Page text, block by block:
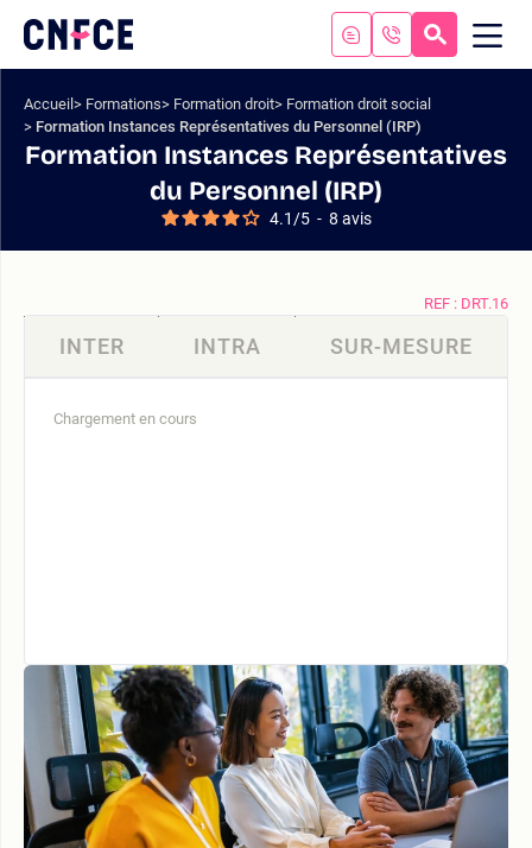
contenu
menu
Aller
recherche
Logo
site
Accueil Formations Formation droit
Formation droit social
Formation Instances Représentatives du Personnel (IRP)
Formation Instances Représentatives
du Personnel (IRP)
4.1 /5 - 8 avis
REF : DRT.16
INTER INTRA SUR-MESURE